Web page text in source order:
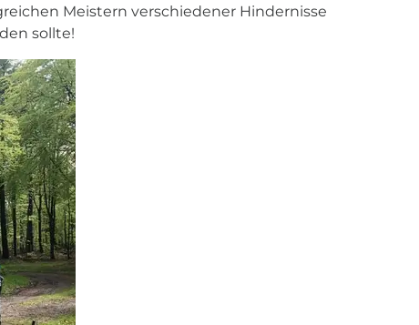
Meistern verschiedener Hindernisse
sollte!